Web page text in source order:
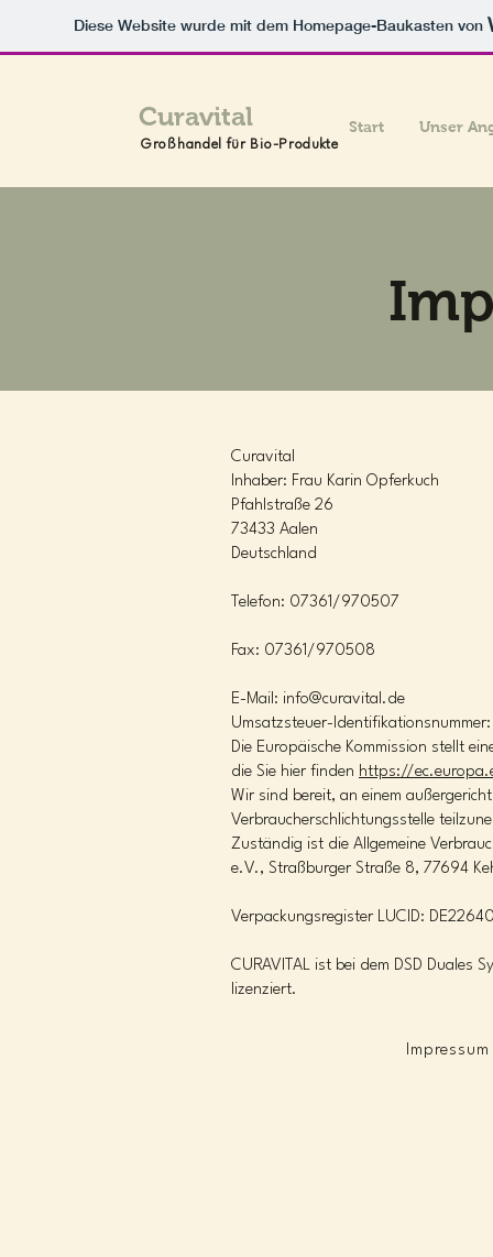
Diese Website wurde mit dem Homepage-Baukasten von
Curavital
Großhandel für Bio-Produkte
Start Unser
Curavital
Inhaber: Frau Karin Opferkuch
Pfahlstraße 26
73433 Aalen
Deutschland
Telefon: 07361/970507
Fax: 07361/970508
E-Mail: info@curavital.de
Umsatzsteuer-Identifikationsnummer:
Die Europäische Kommission stellt
die Sie hier finden https://
Wir sind bereit, an einem
Verbraucherschlichtungsstelle
Zuständig ist die Allgemeine
e.V., Straßburger Straße 8, 77694
Verpackungsregister LUCID:
CURAVITAL ist bei dem DSD Duales
lizenziert.
Impressum